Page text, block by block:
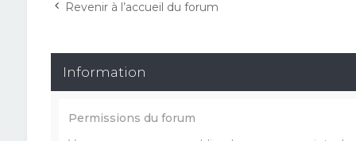
Revenir à l’accueil du forum
Information
Permissions du forum